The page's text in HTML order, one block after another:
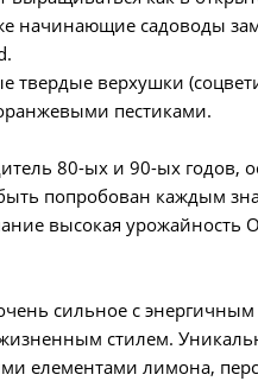
Fast Buds
G13 Labs
Genehtik Seeds
Green Bodhi
начинающие садоводы
твердые верхушки
пестиками.
80-ых и 90-ых годов,
попробован каждым
высокая урожайность
сильное с
стилем.
елементами лимона,